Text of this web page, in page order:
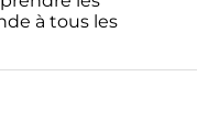
à tous les